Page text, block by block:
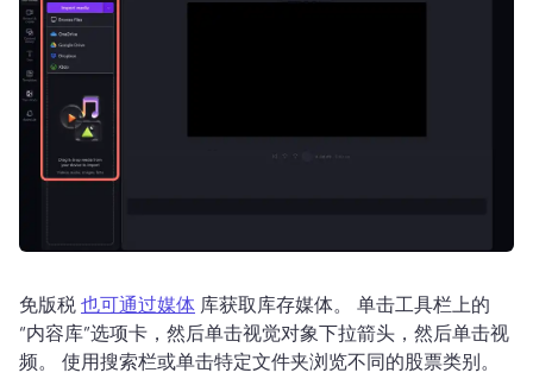
免版税 也可通过媒体 库获取库存媒体。 单击工具栏上的
“内容库”选项卡，然后单击视觉对象下拉箭头，然后单击视
频。 使用搜索栏或单击特定文件夹浏览不同的股票类别。